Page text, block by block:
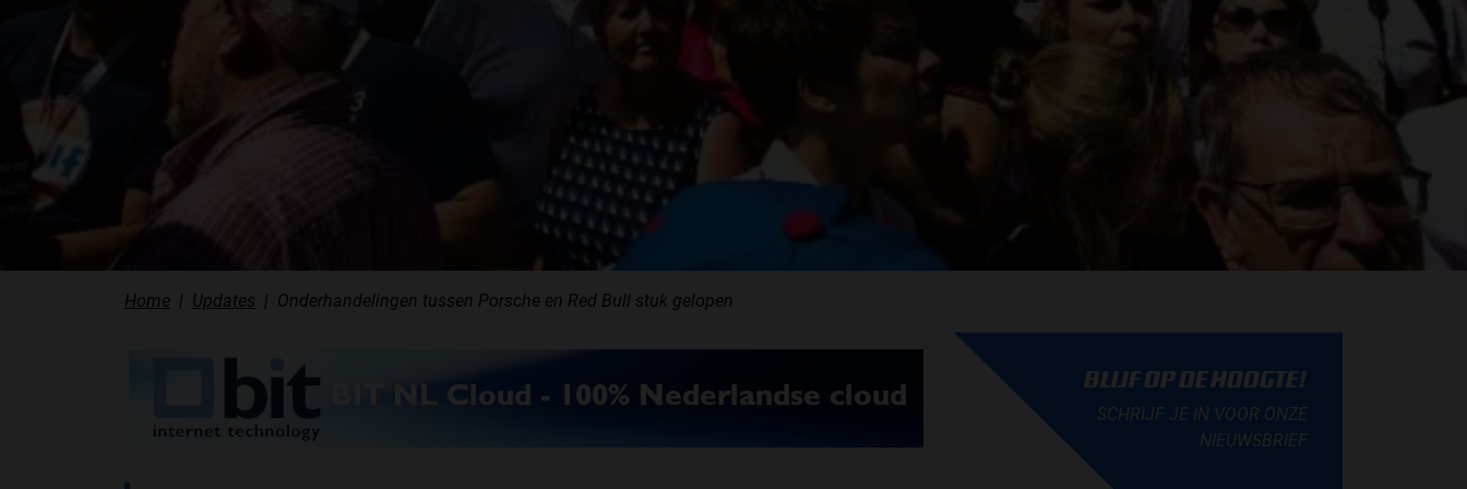
Home Updates Onderhandelingen tussen Porsche en Red Bull stuk gelopen
BLIJF OP DE HOOGTE!
SCHRIJF JE IN VOOR ONZE
NIEUWSBRIEF